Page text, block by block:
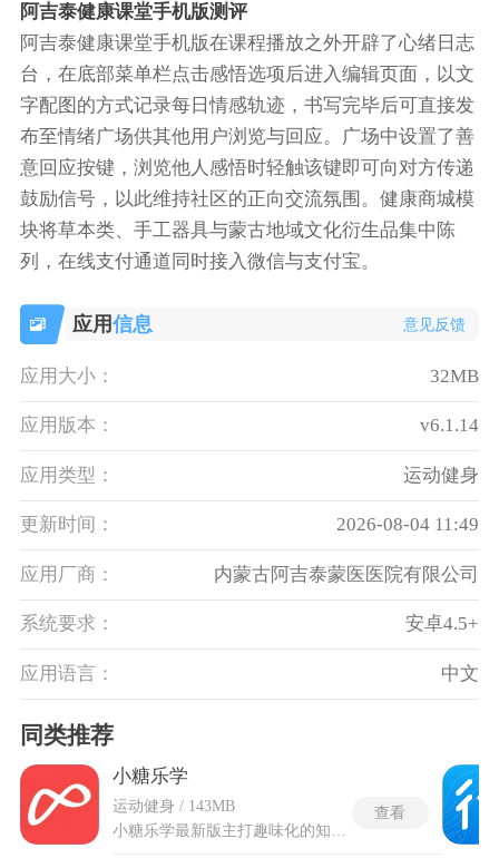
阿吉泰健康课堂手机版测评
阿吉泰健康课堂手机版在课程播放之外开辟了心绪日志
台，在底部菜单栏点击感悟选项后进入编辑页面，以文
字配图的方式记录每日情感轨迹，书写完毕后可直接发
布至情绪广场供其他用户浏览与回应。广场中设置了善
意回应按键，浏览他人感悟时轻触该键即可向对方传递
鼓励信号，以此维持社区的正向交流氛围。健康商城模
块将草本类、手工器具与蒙古地域文化衍生品集中陈
列，在线支付通道同时接入微信与支付宝。
应用信息 意见反馈
应用大小： 32MB
应用版本： v6.1.14
应用类型： 运动健身
更新时间： 2026-08-04 11:49
应用厂商： 内蒙古阿吉泰蒙医医院有限公司
系统要求： 安卓4.5+
应用语言： 中文
同类推荐
小糖乐学
运动健身 / 143MB
查看